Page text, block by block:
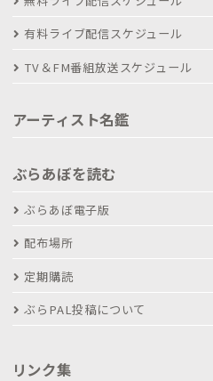
有料ライブ配信スケジュール
TV＆FM番組放送スケジュール
アーティスト名鑑
ぶらあぼを読む
ぶらあぼ電子版
配布場所
定期購読
ぶらPAL投稿について
リンク集